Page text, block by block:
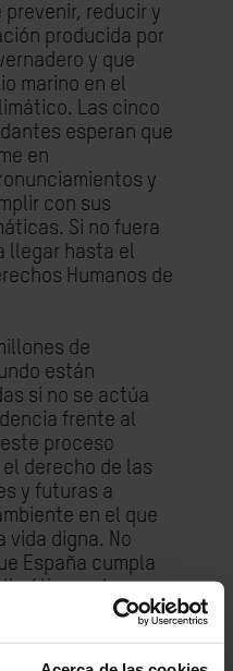
reducir y
producida por
y que
marino en el
Las cinco
esperan que
en
y
con sus
Si no fuera
llegar hasta el
Humanos de
de
están
si no se actúa
frente al
proceso
derecho de las
y futuras a
en el que
vida digna. No
España cumpla
y tome
para proteger a su
representante